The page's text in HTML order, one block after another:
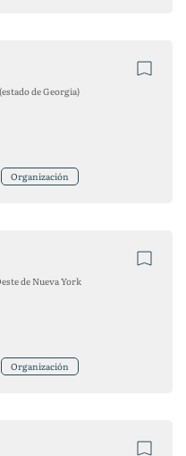
de Georgia)
Organización
de Nueva York
Organización